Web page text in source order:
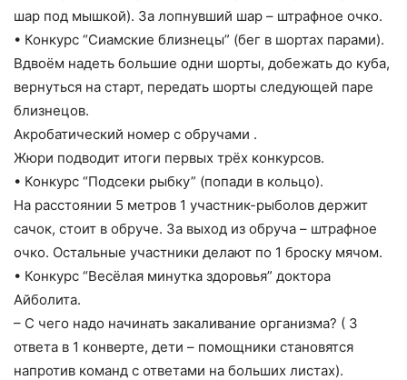
шар под мышкой). За лопнувший шар – штрафное очко.
• Конкурс “Сиамские близнецы” (бег в шортах парами).
Вдвоём надеть большие одни шорты, добежать до куба,
вернуться на старт, передать шорты следующей паре
близнецов.
Акробатический номер с обручами .
Жюри подводит итоги первых трёх конкурсов.
• Конкурс “Подсеки рыбку” (попади в кольцо).
На расстоянии 5 метров 1 участник-рыболов держит
сачок, стоит в обруче. За выход из обруча – штрафное
очко. Остальные участники делают по 1 броску мячом.
• Конкурс “Весёлая минутка здоровья” доктора
Айболита.
– С чего надо начинать закаливание организма? ( 3
ответа в 1 конверте, дети – помощники становятся
напротив команд с ответами на больших листах).